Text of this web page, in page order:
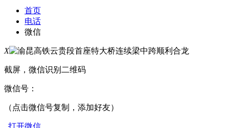
首页
电话
微信
X
截屏，微信识别二维码
微信号：
（点击微信号复制，添加好友）
打开微信